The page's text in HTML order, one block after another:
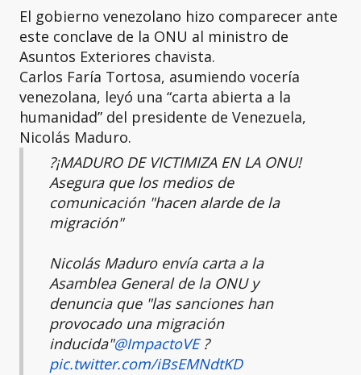
El gobierno venezolano hizo comparecer ante
este conclave de la ONU al ministro de
Asuntos Exteriores chavista.
Carlos Faría Tortosa, asumiendo vocería
venezolana, leyó una “carta abierta a la
humanidad” del presidente de Venezuela,
Nicolás Maduro.
?️¡MADURO DE VICTIMIZA EN LA ONU!
Asegura que los medios de
comunicación "hacen alarde de la
migración"
Nicolás Maduro envía carta a la
Asamblea General de la ONU y
denuncia que "las sanciones han
provocado una migración
inducida"@ImpactoVE?
pic.twitter.com/iBsEMNdtKD